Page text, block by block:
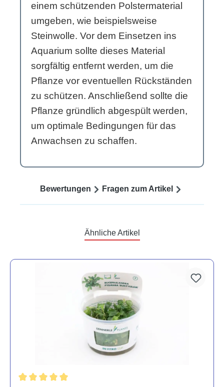
einem schützenden Polstermaterial
umgeben, wie beispielsweise
Steinwolle. Vor dem Einsetzen ins
Aquarium sollte dieses Material
sorgfältig entfernt werden, um die
Pflanze vor eventuellen Rückständen
zu schützen. Anschließend sollte die
Pflanze gründlich abgespült werden,
um optimale Bedingungen für das
Anwachsen zu schaffen.
Bewertungen Fragen zum Artikel
Ähnliche Artikel